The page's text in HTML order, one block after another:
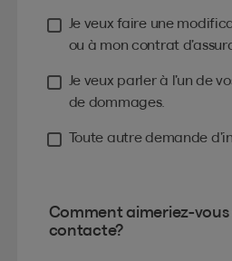
Je veux faire une
ou à mon contrat
Je veux parler à l’un de
de dommages.
Toute autre demande
Comment aimeriez-vous
contacte?